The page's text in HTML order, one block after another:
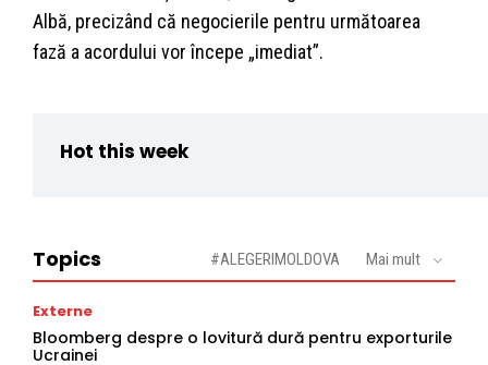
Albă, precizând că negocierile pentru următoarea
fază a acordului vor începe „imediat”.
Hot this week
Topics #ALEGERIMOLDOVA Mai mult
Externe
Bloomberg despre o lovitură dură pentru exporturile
Ucrainei